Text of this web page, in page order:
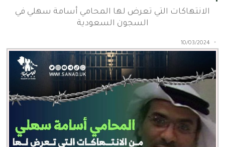
الانتهاكات التي تعرض لها المحامي أسامة سهلي في
السجون السعودية
10/03/2024